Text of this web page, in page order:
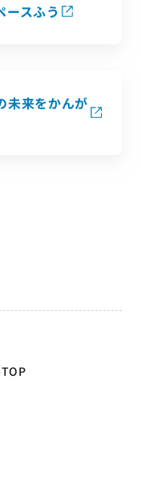
スふう
来をかんが